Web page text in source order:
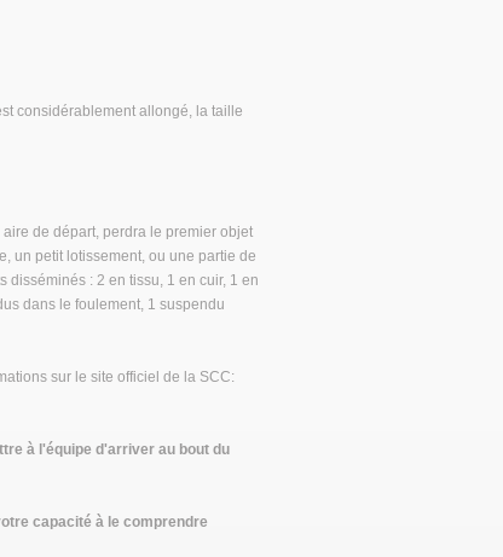
considérablement allongé, la taille
de départ, perdra le premier objet
un petit lotissement, ou une partie de
: 2 en tissu, 1 en cuir, 1 en
dans le foulement, 1 suspendu
sur le site officiel de la SCC:
à l'équipe d'arriver au bout du
capacité à le comprendre